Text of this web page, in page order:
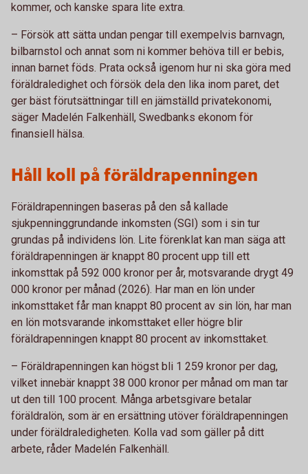
kommer, och kanske spara lite extra.
– Försök att sätta undan pengar till exempelvis barnvagn,
bilbarnstol och annat som ni kommer behöva till er bebis,
innan barnet föds. Prata också igenom hur ni ska göra med
föräldraledighet och försök dela den lika inom paret, det
ger bäst förutsättningar till en jämställd privatekonomi,
säger Madelén Falkenhäll, Swedbanks ekonom för
finansiell hälsa.
Håll koll på föräldrapenningen
Föräldrapenningen baseras på den så kallade
sjukpenninggrundande inkomsten (SGI) som i sin tur
grundas på individens lön. Lite förenklat kan man säga att
föräldrapenningen är knappt 80 procent upp till ett
inkomsttak på 592 000 kronor per år, motsvarande drygt 49
000 kronor per månad (2026). Har man en lön under
inkomsttaket får man knappt 80 procent av sin lön, har man
en lön motsvarande inkomsttaket eller högre blir
föräldrapenningen knappt 80 procent av inkomsttaket.
– Föräldrapenningen kan högst bli 1 259 kronor per dag,
vilket innebär knappt 38 000 kronor per månad om man tar
ut den till 100 procent. Många arbetsgivare betalar
föräldralön, som är en ersättning utöver föräldrapenningen
under föräldraledigheten. Kolla vad som gäller på ditt
arbete, råder Madelén Falkenhäll.